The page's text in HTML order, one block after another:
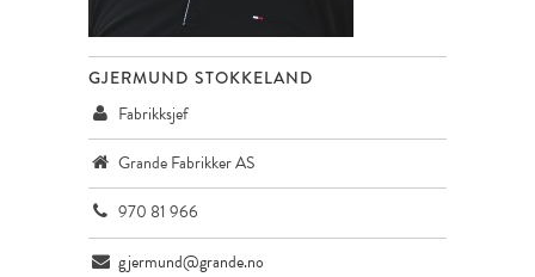
GJERMUND STOKKELAND
Fabrikksjef
Grande Fabrikker AS
970 81 966
gjermund@grande.no